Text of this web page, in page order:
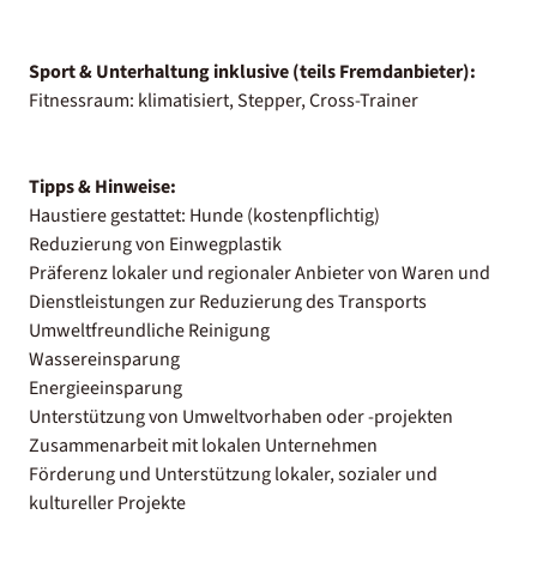
Sport & Unterhaltung inklusive (teils Fremdanbieter):
Fitnessraum: klimatisiert, Stepper, Cross-Trainer
Tipps & Hinweise:
Haustiere gestattet: Hunde (kostenpflichtig)
Reduzierung von Einwegplastik
Präferenz lokaler und regionaler Anbieter von Waren und
Dienstleistungen zur Reduzierung des Transports
Umweltfreundliche Reinigung
Wassereinsparung
Energieeinsparung
Unterstützung von Umweltvorhaben oder -projekten
Zusammenarbeit mit lokalen Unternehmen
Förderung und Unterstützung lokaler, sozialer und
kultureller Projekte